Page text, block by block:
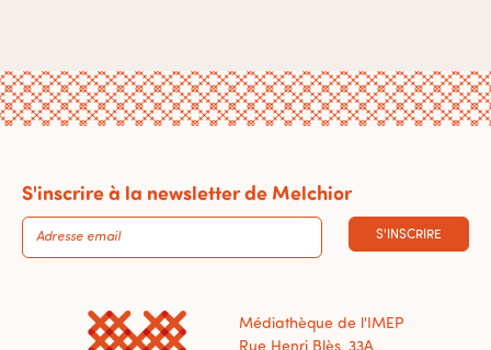
S'inscrire à la newsletter de Melchior
S'INSCRIRE
Médiathèque de l'IMEP
Rue Henri Blès, 33A